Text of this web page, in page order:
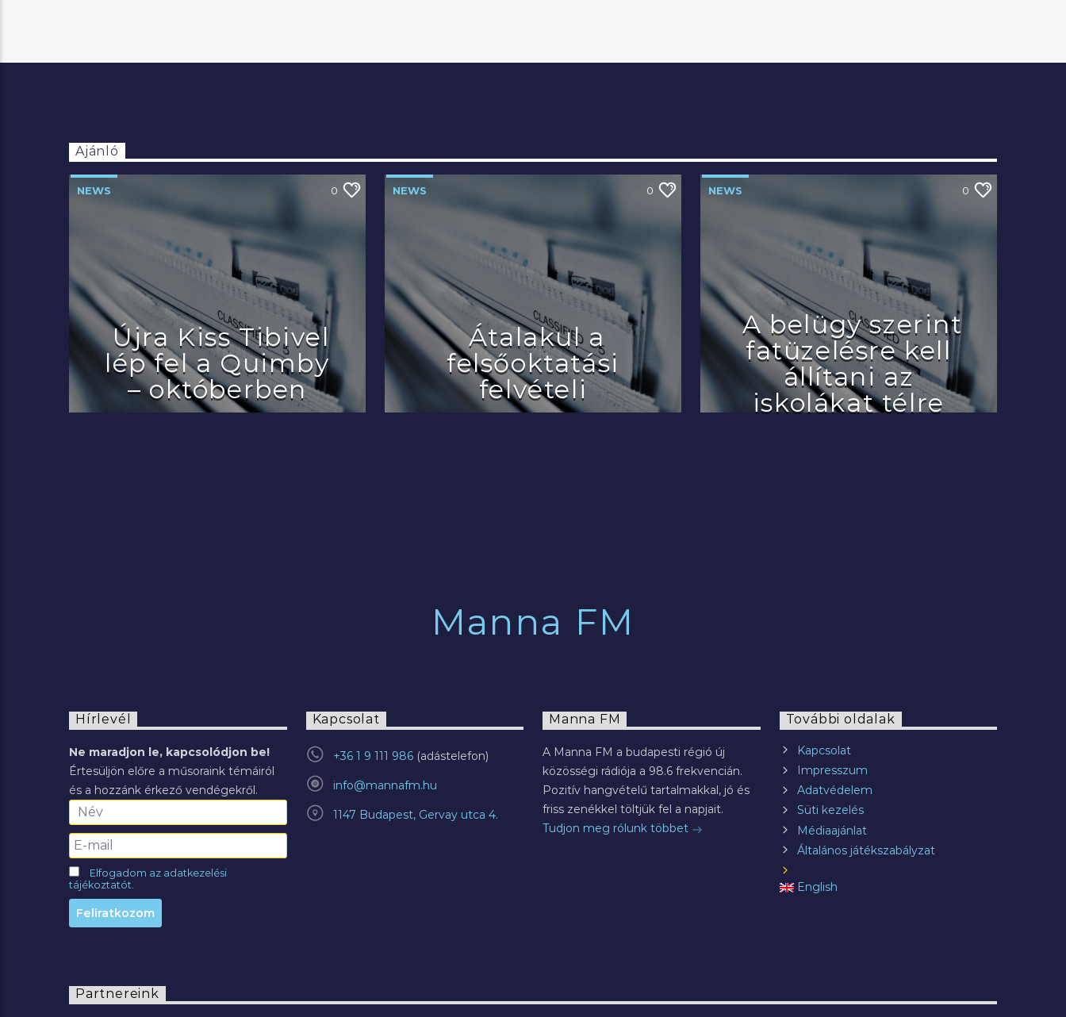
Ajánló
NEWS 0
Újra Kiss Tibivel
lép fel a Quimby
– októberben
NEWS 0
Átalakul a
felsőoktatási
felvételi
NEWS 0
A belügy szerint
fatüzelésre kell
állítani az
iskolákat télre
Manna FM
Hírlevél
Ne maradjon le, kapcsolódjon be!
Értesüljön előre a műsoraink témáiról
és a hozzánk érkező vendégekről.
Elfogadom az adatkezelési
tájékoztatót.
Kapcsolat
+36 1 9 111 986
info@mannafm.hu
1147 Budapest, Gervay utca 4.
Manna FM
A Manna FM a budapesti régió új
közösségi rádiója a 98.6 frekvencián.
Pozitív hangvételű tartalmakkal, jó és
friss zenékkel töltjük fel a napjait.
Tudjon meg rólunk többet
További oldalak
Kapcsolat
Impresszum
Adatvédelem
Süti kezelés
Médiaajánlat
Általános játékszabályzat
English
Partnereink